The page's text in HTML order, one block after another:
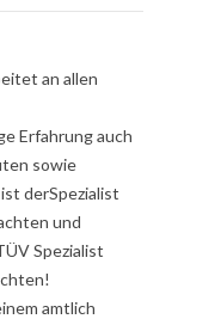
an allen
Erfahrung auch
sowie
derSpezialist
und
Spezialist
amtlich